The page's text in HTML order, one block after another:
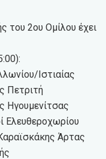
του 2ου Ομίλου έχει
Ιστιαίας
Πετριτή
Ηγουμενίτσας
Ελευθεροχωρίου
Άρτας